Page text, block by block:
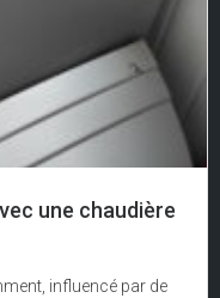
une chaudière
influencé par de